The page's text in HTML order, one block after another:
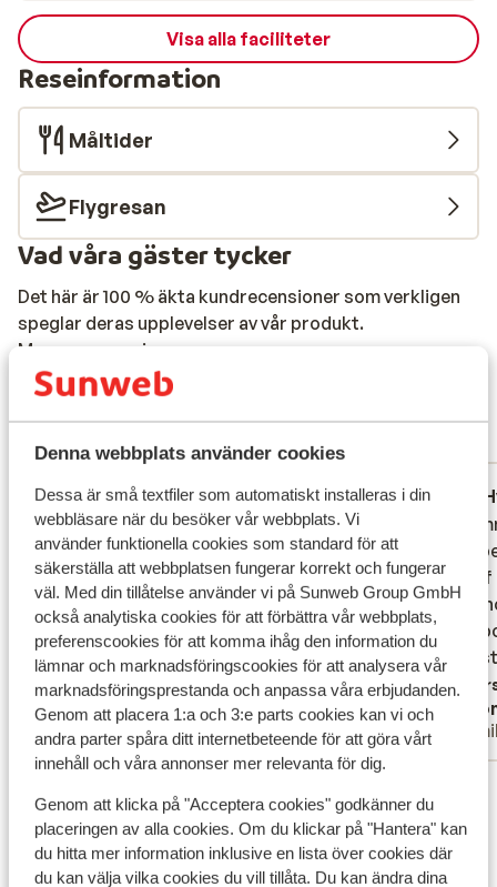
Denna webbplats använder cookies
Dessa är små textfiler som automatiskt installeras i din
webbläsare när du besöker vår webbplats. Vi
använder funktionella cookies som standard för att
säkerställa att webbplatsen fungerar korrekt och fungerar
väl. Med din tillåtelse använder vi på Sunweb Group GmbH
också analytiska cookies för att förbättra vår webbplats,
preferenscookies för att komma ihåg den information du
lämnar och marknadsföringscookies för att analysera vår
marknadsföringsprestanda och anpassa våra erbjudanden.
Genom att placera 1:a och 3:e parts cookies kan vi och
andra parter spåra ditt internetbeteende för att göra vårt
innehåll och våra annonser mer relevanta för dig.
Genom att klicka på "Acceptera cookies" godkänner du
placeringen av alla cookies. Om du klickar på "Hantera" kan
du hitta mer information inklusive en lista över cookies där
du kan välja vilka cookies du vill tillåta. Du kan ändra dina
Visa alla faciliteter
Reseinformation
Måltider
Flygresan
Vad våra gäster tycker
Det här är 100 % äkta kundrecensioner som verkligen
speglar deras upplevelser av vår produkt.
Mer om recensioner
7.2 Bra
18 omdömen
Mest bokad av familj
5.3 Genomsnittlig
3 jan. 2026
Is aan renovatie toe
Is aan renovatie toe
Översätt till svenska
Anonym
Familj
bunk
myself
sofa,
bunk
myself
sofa,
Läge